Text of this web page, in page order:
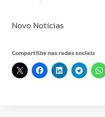
Novo Notícias
Compartilhe nas redes sociais